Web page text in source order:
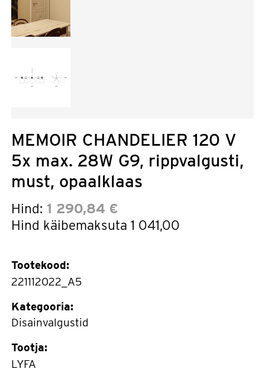
MEMOIR CHANDELIER 120 V
5x max. 28W G9, rippvalgusti,
must, opaalklaas
Hind: 1 290,84 €
Hind käibemaksuta 1 041,00
Tootekood:
221112022_A5
Kategooria:
Disainvalgustid
Tootja:
LYFA